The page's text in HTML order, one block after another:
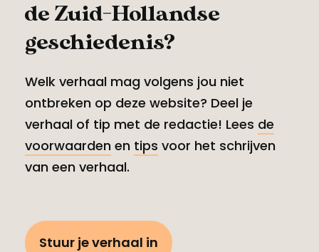
de Zuid-Hollandse
geschiedenis?
Welk verhaal mag volgens jou niet
ontbreken op deze website? Deel je
verhaal of tip met de redactie! Lees de
voorwaarden en tips voor het schrijven
van een verhaal.
Stuur je verhaal in